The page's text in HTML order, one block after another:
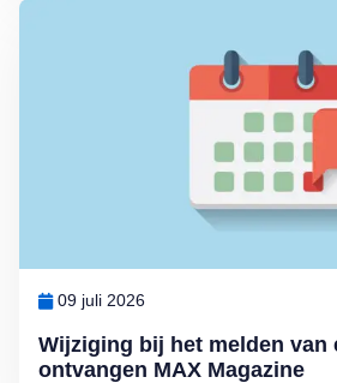
Wijziging bij het melden van
ontvangen MAX Magazine
09 juli 2026
Lees meer over Wijziging bij het melden